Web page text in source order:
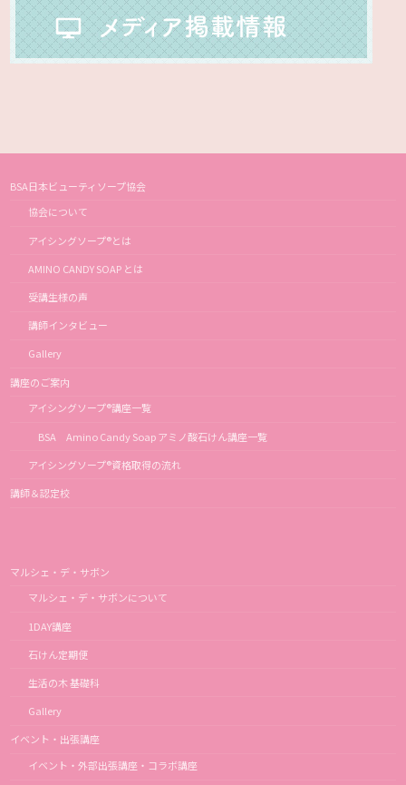
BSA日本ビューティソープ協会
協会について
アイシングソープ®とは
AMINO CANDY SOAP とは
受講生様の声
講師インタビュー
Gallery
講座のご案内
アイシングソープ®講座一覧
BSA Amino Candy Soap アミノ酸石けん講座一覧
アイシングソープ®資格取得の流れ
講師＆認定校
マルシェ・デ・サボン
マルシェ・デ・サボンについて
1DAY講座
石けん定期便
生活の木 基礎科
Gallery
イベント・出張講座
イベント・外部出張講座・コラボ講座